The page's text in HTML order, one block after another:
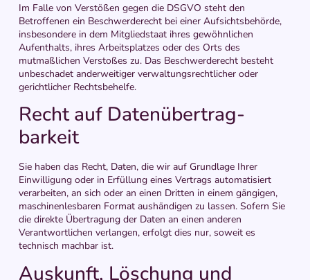
Im Falle von Verstößen gegen die DSGVO steht den
Betroffenen ein Beschwerderecht bei einer Aufsichtsbehörde,
insbesondere in dem Mitgliedstaat ihres gewöhnlichen
Aufenthalts, ihres Arbeitsplatzes oder des Orts des
mutmaßlichen Verstoßes zu. Das Beschwerderecht besteht
unbeschadet anderweitiger verwaltungsrechtlicher oder
gerichtlicher Rechtsbehelfe.
Recht auf Daten­übertrag­
barkeit
Sie haben das Recht, Daten, die wir auf Grundlage Ihrer
Einwilligung oder in Erfüllung eines Vertrags automatisiert
verarbeiten, an sich oder an einen Dritten in einem gängigen,
maschinenlesbaren Format aushändigen zu lassen. Sofern Sie
die direkte Übertragung der Daten an einen anderen
Verantwortlichen verlangen, erfolgt dies nur, soweit es
technisch machbar ist.
Auskunft, Löschung und